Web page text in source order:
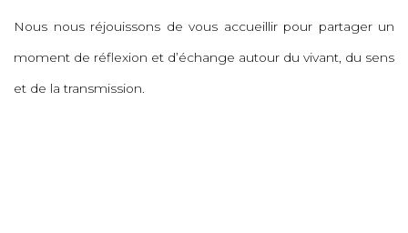
Nous nous réjouissons de vous accueillir pour partager un
moment de réflexion et d’échange autour du vivant, du sens
et de la transmission.